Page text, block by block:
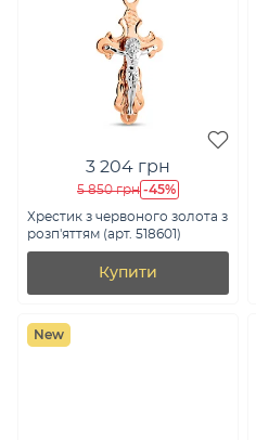
3 204 грн
5 850 грн -45%
Хрестик з червоного золота з
розп'яттям (арт. 518601)
Купити
New